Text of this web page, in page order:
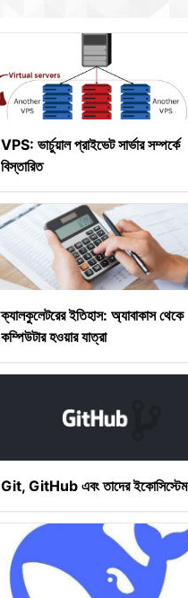
VPS: ভার্চুয়াল প্রাইভেট সার্ভার সম্পর্কে
বিস্তারিত
ক্যালকুলেটরের ইতিহাস: অ্যাবাকাস থেকে
কম্পিউটার হওয়ার যাত্রা
Git, GitHub এবং তাদের ইকোসিস্টেম